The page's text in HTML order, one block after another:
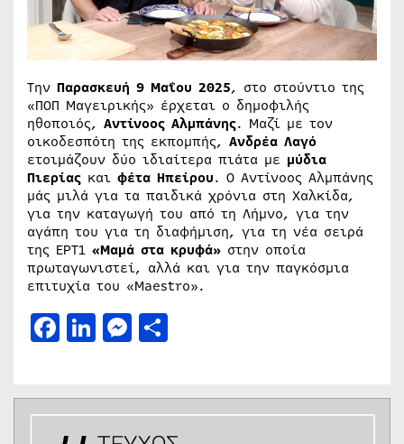
Την Παρασκευή 9 Μαΐου 2025, στο στούντιο της
«ΠΟΠ Μαγειρικής» έρχεται ο δημοφιλής
ηθοποιός, Αντίνοος Αλμπάνης. Μαζί με τον
οικοδεσπότη της εκπομπής, Ανδρέα Λαγό
ετοιμάζουν δύο ιδιαίτερα πιάτα με μύδια
Πιερίας και φέτα Ηπείρου. Ο Αντίνοος Αλμπάνης
μάς μιλά για τα παιδικά χρόνια στη Χαλκίδα,
για την καταγωγή του από τη Λήμνο, για την
αγάπη του για τη διαφήμιση, για τη νέα σειρά
της ΕΡΤ1 «Μαμά στα κρυφά» στην οποία
πρωταγωνιστεί, αλλά και για την παγκόσμια
επιτυχία του «Maestro».
Facebook
LinkedIn
Messenger